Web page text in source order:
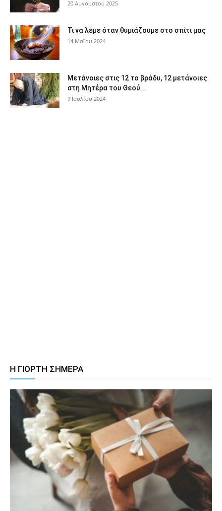
20 Αυγούστου 2025
Τι να λέμε όταν θυμιάζουμε στο σπίτι μας
14 Μαΐου 2024
Μετάνοιες στις 12 το βράδυ, 12 μετάνοιες
στη Μητέρα του Θεού...
9 Ιουλίου 2024
Η ΓΙΟΡΤΗ ΣΗΜΕΡΑ